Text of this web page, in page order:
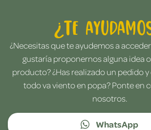
¿Te
¿Necesitas que te ayudemos a
gustaría proponernos alguna idea
producto? ¿Has realizado un pedido y
todo va viento en popa? Ponte en
nosotros.
WhatsApp